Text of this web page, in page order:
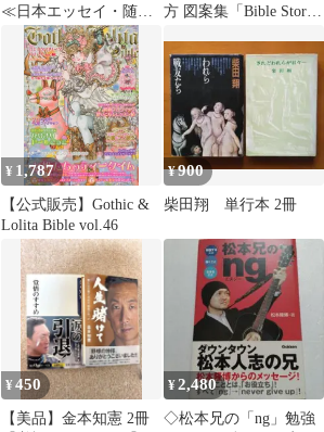
≪日本エッセイ・随筆
≫ ぼくらの70?80年代
青春録 / 黒沢哲哉
方 図案集「Bible Story
¥ 1,787
【公式販売】Gothic &
Lolita Bible vol.46
¥900
柴田翔 単行本 2冊
¥450
【美品】金本知憲 2冊
¥2,480
◇松本兄の「ng」勉強